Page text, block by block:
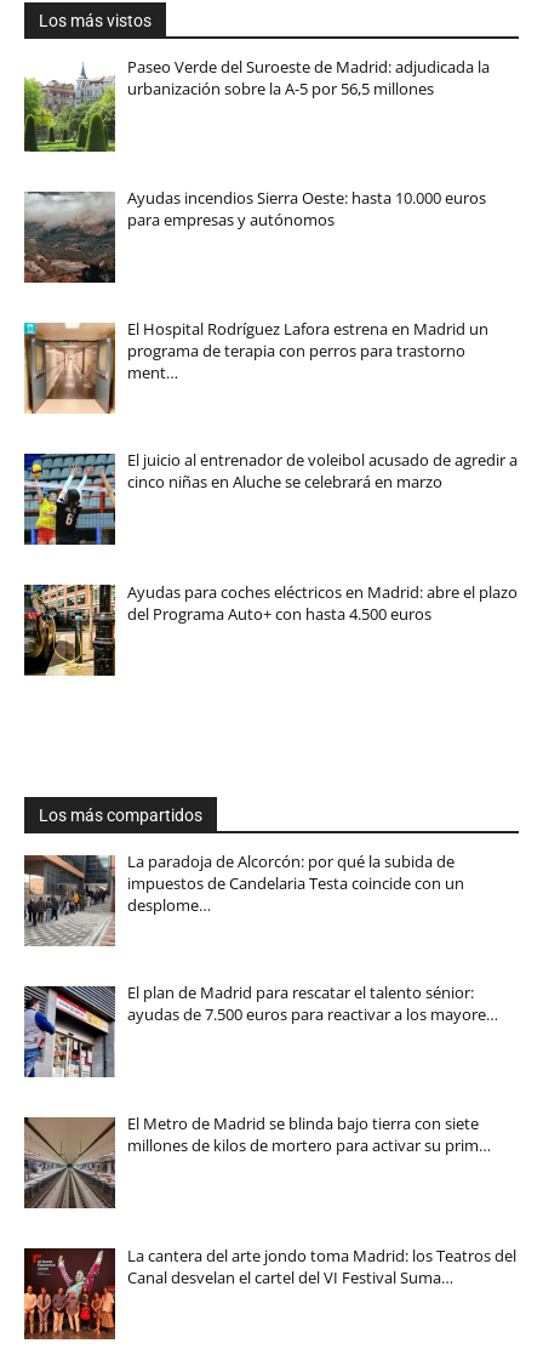
Los más vistos
Paseo Verde del Suroeste de Madrid: adjudicada la
urbanización sobre la A-5 por 56,5 millones
Ayudas incendios Sierra Oeste: hasta 10.000 euros
para empresas y autónomos
El Hospital Rodríguez Lafora estrena en Madrid un
programa de terapia con perros para trastorno
ment…
El juicio al entrenador de voleibol acusado de agredir a
cinco niñas en Aluche se celebrará en marzo
Ayudas para coches eléctricos en Madrid: abre el plazo
del Programa Auto+ con hasta 4.500 euros
Los más compartidos
La paradoja de Alcorcón: por qué la subida de
impuestos de Candelaria Testa coincide con un
desplome…
El plan de Madrid para rescatar el talento sénior:
ayudas de 7.500 euros para reactivar a los mayore…
El Metro de Madrid se blinda bajo tierra con siete
millones de kilos de mortero para activar su prim…
La cantera del arte jondo toma Madrid: los Teatros del
Canal desvelan el cartel del VI Festival Suma…